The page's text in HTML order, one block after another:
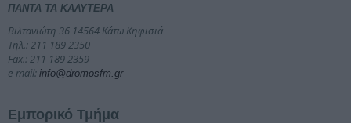
ΠΑΝΤΑ ΤΑ ΚΑΛΥΤΕΡΑ
Βιλτανιώτη 36 14564 Κάτω Κηφισιά
Τηλ.: 211 189 2350
Fax.: 211 189 2359
e-mail: info@dromosfm.gr
Εμπορικό Τμήμα